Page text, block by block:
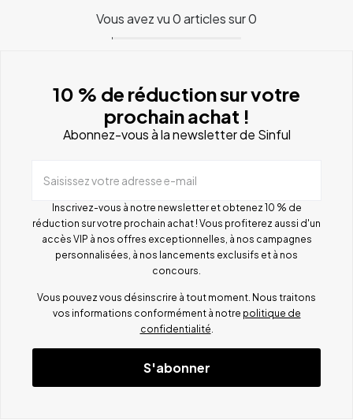
Vous avez vu 0 articles sur 0
10 % de réduction sur votre
prochain achat !
Abonnez-vous à la newsletter de Sinful
Saisissez votre adresse e-mail
Inscrivez-vous à notre newsletter et obtenez 10 % de
réduction sur votre prochain achat ! Vous profiterez aussi d'un
accès VIP à nos offres exceptionnelles, à nos campagnes
personnalisées, à nos lancements exclusifs et à nos
concours.
Vous pouvez vous désinscrire à tout moment. Nous traitons
vos informations conformément à notre politique de
confidentialité
S'abonner